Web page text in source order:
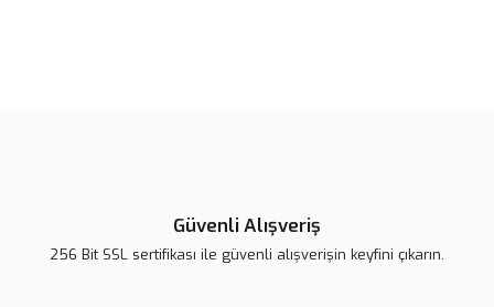
Güvenli Alışveriş
256 Bit SSL sertifikası ile güvenli alışverişin keyfini çıkarın.